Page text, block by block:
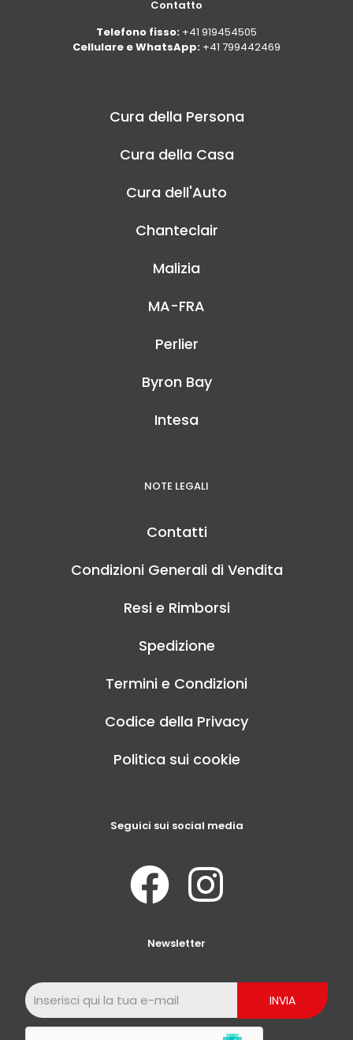
Contatto
Telefono fisso: +41 919454505
Cellulare e WhatsApp: +41 799442469
Cura della Persona
Cura della Casa
Cura dell'Auto
Chanteclair
Malizia
MA-FRA
Perlier
Byron Bay
Intesa
NOTE LEGALI
Contatti
Condizioni Generali di Vendita
Resi e Rimborsi
Spedizione
Termini e Condizioni
Codice della Privacy
Politica sui cookie
Seguici sui social media
Newsletter